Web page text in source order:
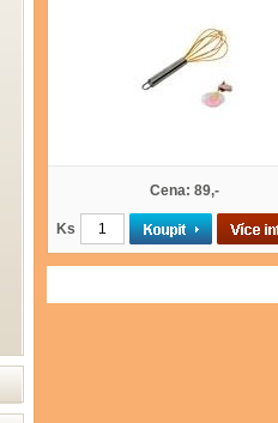
Cena: 89,-
Ks